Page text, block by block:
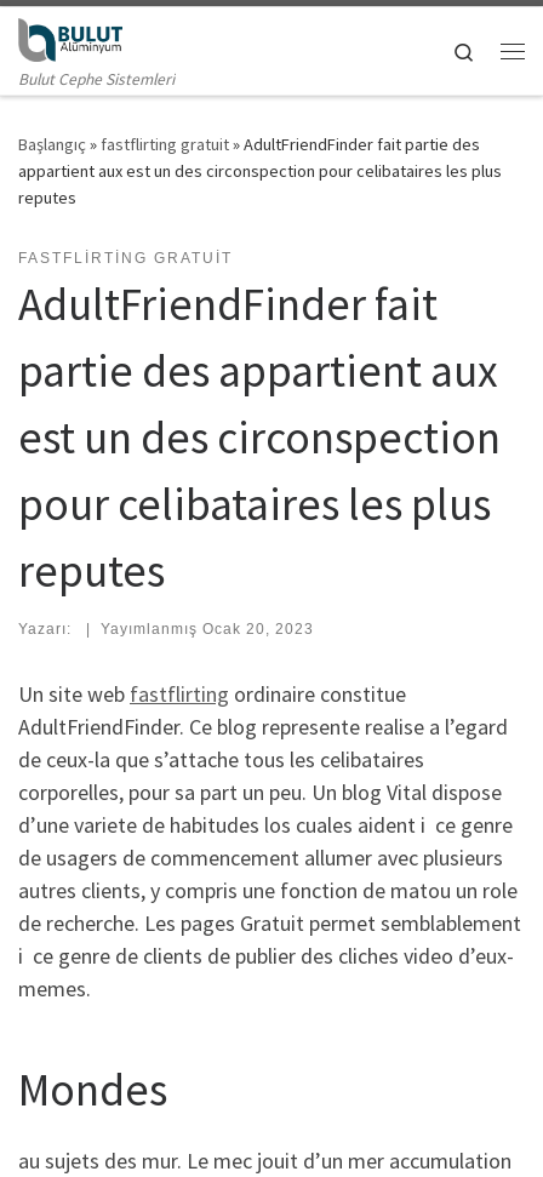
Skip to content
Bulut Cephe Sistemleri
Search
Başlangıç » fastflirting gratuit»AdultFriendFinder fait partie des
appartient aux est un des circonspection pour celibataires les plus
reputes
FASTFLIRTING GRATUIT
AdultFriendFinder fait
partie des appartient aux
est un des circonspection
pour celibataires les plus
reputes
Yazarı: | Yayımlanmış Ocak 20, 2023
Un site web fastflirting ordinaire constitue
AdultFriendFinder. Ce blog represente realise a l’egard
de ceux-la que s’attache tous les celibataires
corporelles, pour sa part un peu. Un blog Vital dispose
d’une variete de habitudes los cuales aident i ce genre
de usagers de commencement allumer avec plusieurs
autres clients, y compris une fonction de matou un role
de recherche. Les pages Gratuit permet semblablement
i ce genre de clients de publier des cliches video d’eux-
memes.
Mondes
au sujets des mur. Le mec jouit d’un mer accumulation